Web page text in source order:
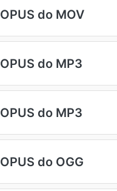
OPUS do MOV
OPUS do MP3
OPUS do MP3
OPUS do OGG